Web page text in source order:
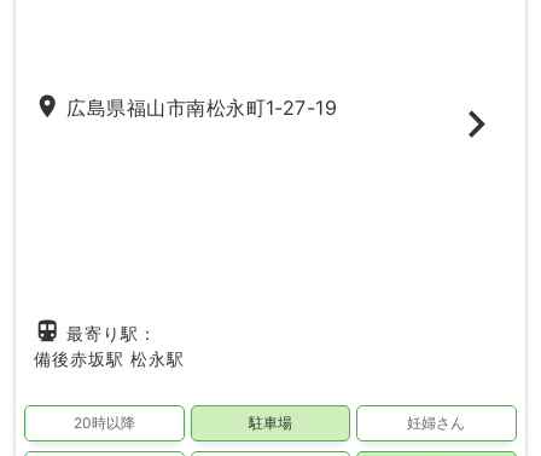
place 広島県福山市南松永町1-27-19
directions_subway 最寄り駅：
備後赤坂駅 松永駅
20時以降 駐車場 妊婦さん